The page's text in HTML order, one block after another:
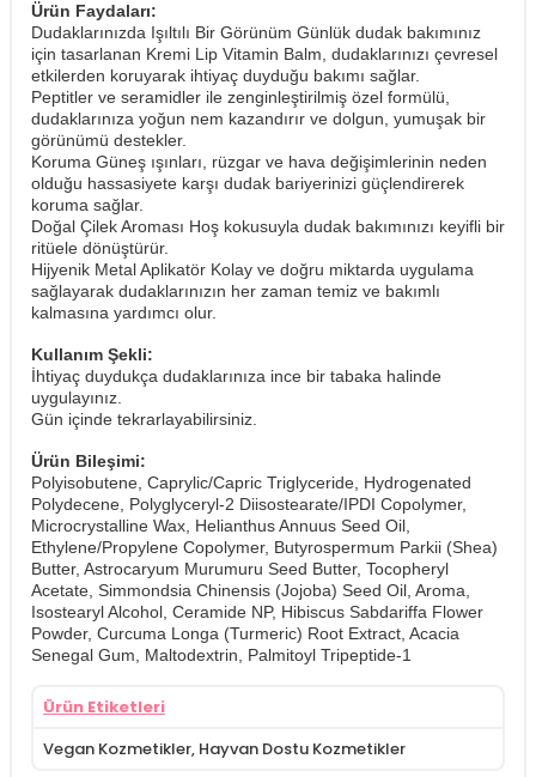
Ürün Faydaları:
Dudaklarınızda Işıltılı Bir Görünüm Günlük dudak bakımınız
için tasarlanan Kremi Lip Vitamin Balm, dudaklarınızı çevresel
etkilerden koruyarak ihtiyaç duyduğu bakımı sağlar.
Peptitler ve seramidler ile zenginleştirilmiş özel formülü,
dudaklarınıza yoğun nem kazandırır ve dolgun, yumuşak bir
görünümü destekler.
Koruma Güneş ışınları, rüzgar ve hava değişimlerinin neden
olduğu hassasiyete karşı dudak bariyerinizi güçlendirerek
koruma sağlar.
Doğal Çilek Aroması Hoş kokusuyla dudak bakımınızı keyifli bir
ritüele dönüştürür.
Hijyenik Metal Aplikatör Kolay ve doğru miktarda uygulama
sağlayarak dudaklarınızın her zaman temiz ve bakımlı
kalmasına yardımcı olur.
Kullanım Şekli:
İhtiyaç duydukça dudaklarınıza ince bir tabaka halinde
uygulayınız.
​Gün içinde tekrarlayabilirsiniz.
Ürün Bileşimi:
Polyisobutene, Caprylic/Capric Triglyceride, Hydrogenated
Polydecene, Polyglyceryl-2 Diisostearate/IPDI Copolymer,
Microcrystalline Wax, Helianthus Annuus Seed Oil,
Ethylene/Propylene Copolymer, Butyrospermum Parkii (Shea)
Butter, Astrocaryum Murumuru Seed Butter, Tocopheryl
Acetate, Simmondsia Chinensis (Jojoba) Seed Oil, Aroma,
Isostearyl Alcohol, Ceramide NP, Hibiscus Sabdariffa Flower
Powder, Curcuma Longa (Turmeric) Root Extract, Acacia
Senegal Gum, Maltodextrin, Palmitoyl Tripeptide-1
Ürün Etiketleri
Vegan Kozmetikler, Hayvan Dostu Kozmetikler